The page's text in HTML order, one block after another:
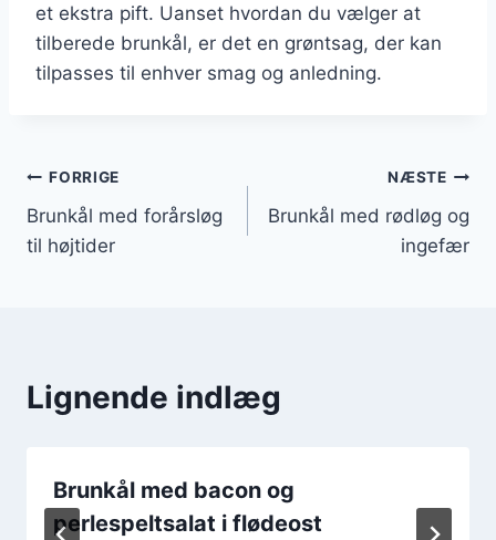
et ekstra pift. Uanset hvordan du vælger at
tilberede brunkål, er det en grøntsag, der kan
tilpasses til enhver smag og anledning.
Indlægsnavigation
FORRIGE
Brunkål med forårsløg
til højtider
NÆSTE
Brunkål med rødløg og
ingefær
Lignende indlæg
Brunkål med bacon og
perlespeltsalat i flødeost